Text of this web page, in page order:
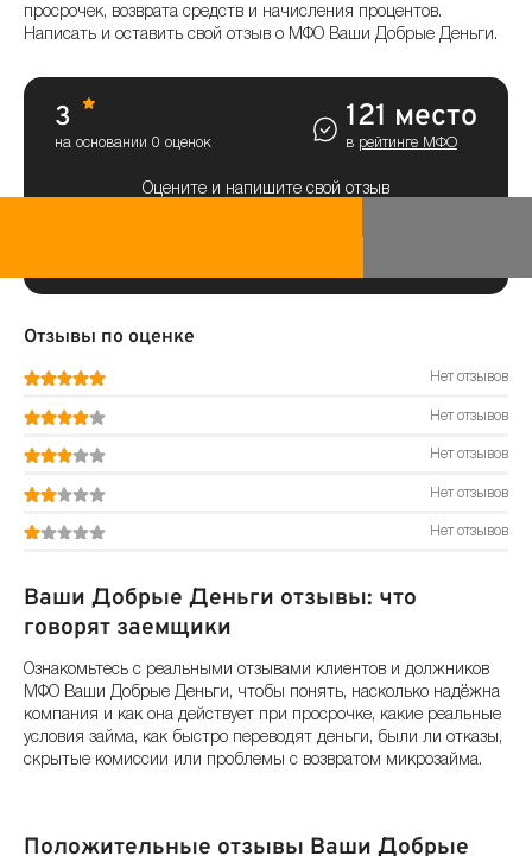
просрочек, возврата средств и начисления процентов.
Написать и оставить свой отзыв о МФО Ваши Добрые Деньги.
3
на основании 0 оценок
121 место
в рейтинге МФО
Оцените и напишите свой отзыв
Отзывы по оценке
Нет отзывов
Нет отзывов
Нет отзывов
Нет отзывов
Нет отзывов
Ваши Добрые Деньги отзывы: что
говорят заемщики
Ознакомьтесь с реальными отзывами клиентов и должников
МФО Ваши Добрые Деньги, чтобы понять, насколько надёжна
компания и как она действует при просрочке, какие реальные
условия займа, как быстро переводят деньги, были ли отказы,
скрытые комиссии или проблемы с возвратом микрозайма.
Положительные отзывы Ваши Добрые